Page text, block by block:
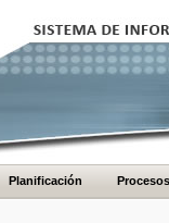
Planificación Procesos